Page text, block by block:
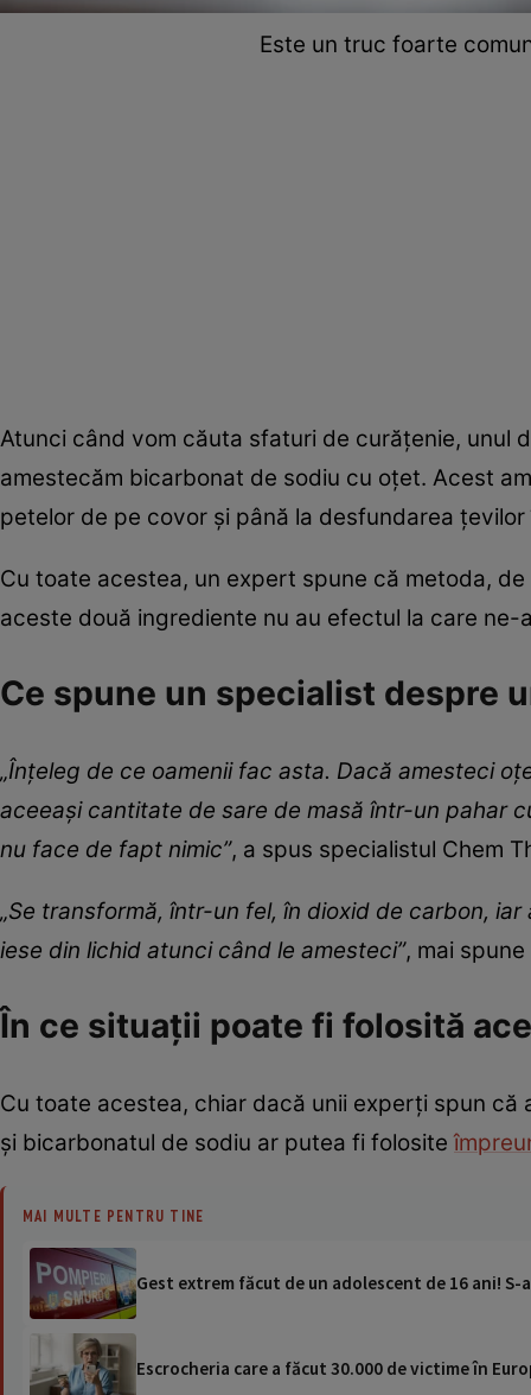
Este un truc foarte
Atunci când vom căuta sfaturi de curățenie, unul
amestecăm bicarbonat de sodiu cu oțet. Acest
petelor de pe covor și până la desfundarea
Cu toate acestea, un expert spune că metoda,
aceste două ingrediente nu au efectul la care
Ce spune un specialist despre
„Înțeleg de ce oamenii fac asta. Dacă amesteci
aceeași cantitate de sare de masă într-un pahar
nu face de fapt nimic”, a spus specialistul Chem
„Se transformă, într-un fel, în dioxid de carbon,
iese din lichid atunci când le amesteci”, mai
În ce situații poate fi folosită
Cu toate acestea, chiar dacă unii experți spun
și bicarbonatul de sodiu ar putea fi folosite
MAI MULTE PENTRU TINE
Gest extrem făcut de un adolescent de 16 ani!
Escrocheria care a făcut 30.000 de victime în